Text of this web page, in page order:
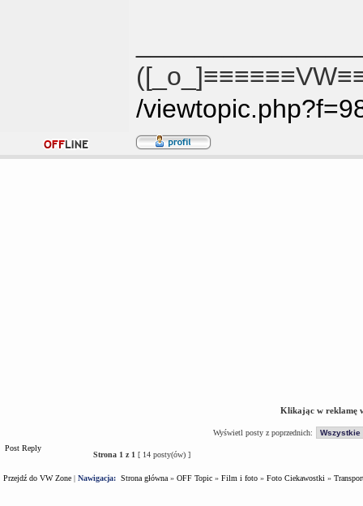
/
Klikając w reklamę
Wyświetl posty z poprzednich:
Post Reply
Strona 1 z 1 [ 14 posty(ów) ]
Przejdź do VW Zone | Nawigacja: Strona główna » OFF Topic » Film i foto » Foto Ciekawostki »